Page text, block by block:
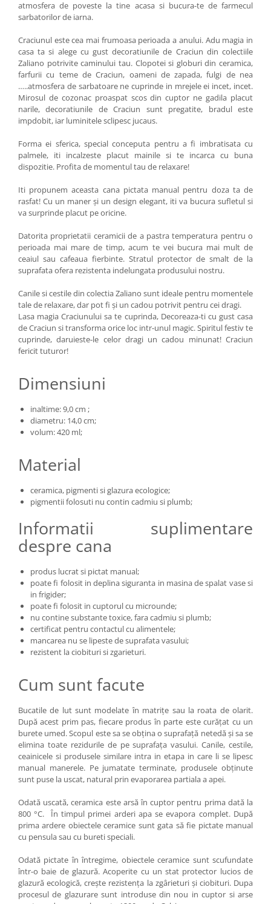
atmosfera de poveste la tine acasa si bucura-te de farmecul
sarbatorilor de iarna.
Craciunul este cea mai frumoasa perioada a anului. Adu magia in
casa ta si alege cu gust decoratiunile de Craciun din colectiile
Zaliano potrivite caminului tau. Clopotei si globuri din ceramica,
farfurii cu teme de Craciun, oameni de zapada, fulgi de nea
…..atmosfera de sarbatoare ne cuprinde in mrejele ei incet, incet.
Mirosul de cozonac proaspat scos din cuptor ne gadila placut
narile, decoratiunile de Craciun sunt pregatite, bradul este
impdobit, iar luminitele sclipesc jucaus.
Forma ei sferica, special conceputa pentru a fi imbratisata cu
palmele, iti incalzeste placut mainile si te incarca cu buna
dispozitie. Profita de momentul tau de relaxare!
Iti propunem aceasta cana pictata manual pentru doza ta de
rasfat! Cu un maner și un design elegant, iti va bucura sufletul si
va surprinde placut pe oricine.
Datorita proprietatii ceramicii de a pastra temperatura pentru o
perioada mai mare de timp, acum te vei bucura mai mult de
ceaiul sau cafeaua fierbinte. Stratul protector de smalt de la
suprafata ofera rezistenta indelungata produsului nostru.
Canile si cestile din colectia Zaliano sunt ideale pentru momentele
tale de relaxare, dar pot fi și un cadou potrivit pentru cei dragi.
Lasa magia Craciunului sa te cuprinda, Decoreaza-ti cu gust casa
de Craciun si transforma orice loc intr-unul magic. Spiritul festiv te
cuprinde, daruieste-le celor dragi un cadou minunat! Craciun
fericit tuturor!
Dimensiuni
inaltime: 9,0 cm ;
diametru: 14,0 cm;
volum: 420 ml;
Material
ceramica, pigmenti si glazura ecologice;
pigmentii folosuti nu contin cadmiu si plumb;
Informatii suplimentare
despre cana
produs lucrat si pictat manual;
poate fi folosit in deplina siguranta in masina de spalat vase si
in frigider;
poate fi folosit in cuptorul cu microunde;
nu contine substante toxice, fara cadmiu si plumb;
certificat pentru contactul cu alimentele;
mancarea nu se lipeste de suprafata vasului;
rezistent la ciobituri si zgarieturi.
Cum sunt facute
Bucatile de lut sunt modelate în matrițe sau la roata de olarit.
După acest prim pas, fiecare produs în parte este curățat cu un
burete umed. Scopul este sa se obțina o suprafață netedă și sa se
elimina toate rezidurile de pe suprafața vasului. Canile, cestile,
ceainicele si produsele similare intra in etapa in care li se lipesc
manual manerele. Pe jumatate terminate, produsele obținute
sunt puse la uscat, natural prin evaporarea partiala a apei.
Odată uscată, ceramica este arsă în cuptor pentru prima dată la
800 °C. În timpul primei arderi apa se evapora complet. După
prima ardere obiectele ceramice sunt gata să fie pictate manual
cu pensula sau cu bureti speciali.
Odată pictate în întregime, obiectele ceramice sunt scufundate
într-o baie de glazură. Acoperite cu un stat protector lucios de
glazură ecologică, crește rezistența la zgârieturi și ciobituri. Dupa
procesul de glazurare sunt introduse din nou in cuptor si arse